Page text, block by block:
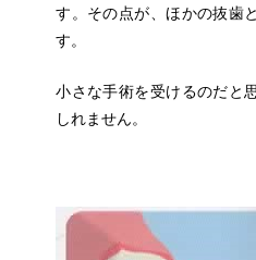
す。その点が、ほかの抜歯
す。
小さな手術を受けるのだと
しれません。